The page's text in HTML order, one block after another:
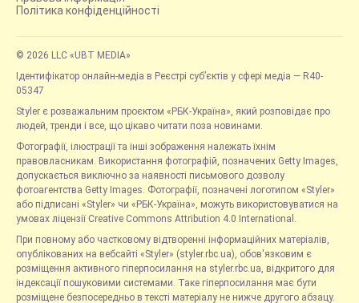
Політика конфіденційності
© 2026 LLC «UBT MEDIA»
Ідентифікатор онлайн-медіа в Реєстрі суб’єктів у сфері медіа — R40-
05347
Styler є розважальним проєктом «РБК-Україна», який розповідає про
людей, тренди і все, що цікаво читати поза новинами.
Фотографії, ілюстрації та інші зображення належать їхнім
правовласникам. Використання фотографій, позначених Getty Images,
допускається виключно за наявності письмового дозволу
фотоагентства Getty Images. Фотографії, позначені логотипом «Styler»
або підписані «Styler» чи «РБК-Україна», можуть використовуватися на
умовах ліцензії Creative Commons Attribution 4.0 International.
При повному або частковому відтворенні інформаційних матеріалів,
опублікованих на вебсайті «Styler» (styler.rbc.ua), обов'язковим є
розміщення активного гіперпосилання на styler.rbc.ua, відкритого для
індексації пошуковими системами. Таке гіперпосилання має бути
розміщене безпосередньо в тексті матеріалу не нижче другого абзацу.